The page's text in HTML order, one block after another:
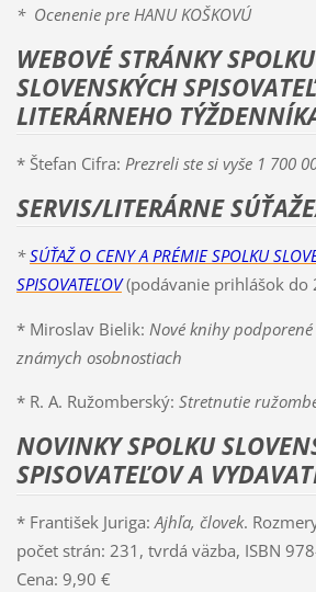
* Ocenenie pre HANU KOŠKOVÚ
WEBOVÉ STRÁNKY SPOLKU
SLOVENSKÝCH
LITERÁRNEHO
* Štefan Cifra: Prezreli ste si vyše 1 700
SERVIS/LITERÁRNE
*SÚŤAŽ O CENY A PRÉMIE SPOLKU
SPISOVATEĽOV(podávanie prihlášok do
* Miroslav Bielik: Nové knihy podporené
známych osobnostiach
* R. A. Ružomberský: Stretnutie
NOVINKY SPOLKU
SPISOVATEĽOV A
* František Juriga:Ajhľa, človek.
počet strán: 231, tvrdá väzba, ISBN
Cena: 9,90 €